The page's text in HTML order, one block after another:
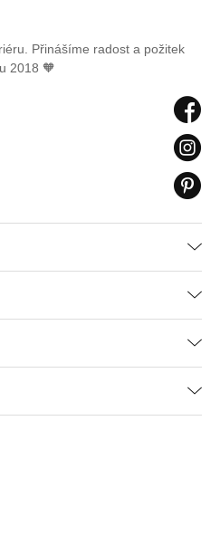
Přinášíme radost a požitek
2018 🧡